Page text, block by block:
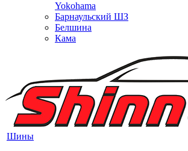
Yokohama
Барнаульский ШЗ
Белшина
Кама
Шины